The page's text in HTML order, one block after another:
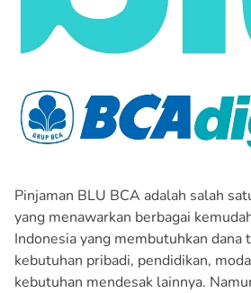
Pinjaman BLU BCA adalah salah
yang menawarkan berbagai
Indonesia yang membutuhkan dana
kebutuhan pribadi, pendidikan,
kebutuhan mendesak lainnya.